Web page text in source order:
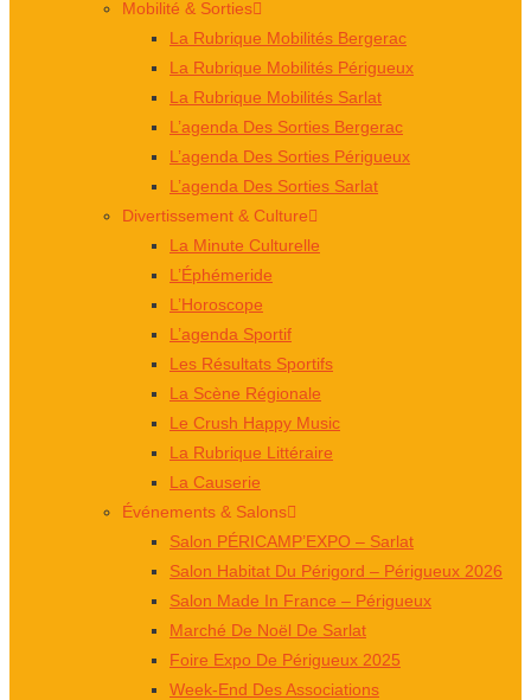
Mobilité & Sorties
La Rubrique Mobilités Bergerac
La Rubrique Mobilités Périgueux
La Rubrique Mobilités Sarlat
L’agenda Des Sorties Bergerac
L’agenda Des Sorties Périgueux
L’agenda Des Sorties Sarlat
Divertissement & Culture
La Minute Culturelle
L’Éphémeride
L’Horoscope
L’agenda Sportif
Les Résultats Sportifs
La Scène Régionale
Le Crush Happy Music
La Rubrique Littéraire
La Causerie
Événements & Salons
Salon PÉRICAMP’EXPO – Sarlat
Salon Habitat Du Périgord – Périgueux 2026
Salon Made In France – Périgueux
Marché De Noël De Sarlat
Foire Expo De Périgueux 2025
Week-End Des Associations